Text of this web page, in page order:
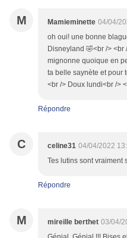
M Mamieminette 04/04/
oh oui! une bonne
Disneyland 🤣<br />
mignonne quoique en
ta belle saynète et pour
<br /> Doux lundi<br />
Répondre
C celine31 04/04/2022
Tes lutins sont vraiment
Répondre
M mireille berthet 03/04/